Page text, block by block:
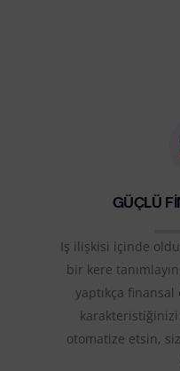
GÜÇLÜ
Iş ilişkisi içinde
bir kere
yaptıkça finansal
otomatize etsin,